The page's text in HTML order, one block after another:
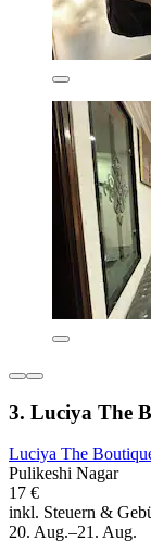
3. Luciya The
Luciya The
Pulikeshi Nagar
17 €
inkl. Steuern &
20. Aug.–21. Aug.